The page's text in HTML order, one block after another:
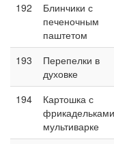
192
Блинчики с
печеночным
паштетом
193
Перепелки в
духовке
194
Картошка с
мультиварке